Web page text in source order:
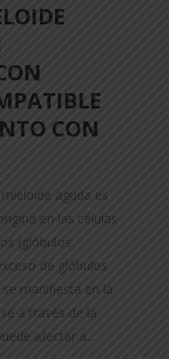
CON
aguda es
en las células
(glóbulos
de glóbulos
manifiesta en la
a través de la
afectar a...